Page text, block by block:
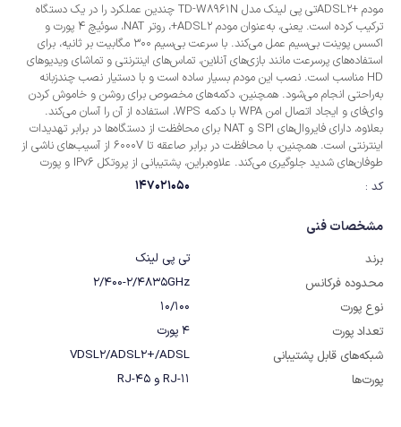
مودم +ADSL2تی پی لینک مدل TD-W8961N چندین عملکرد را در یک دستگاه
ترکیب کرده است. یعنی، به‌عنوان مودم ADSL2+، روتر NAT، سوئیچ 4 پورت و
اکسس پوینت بی‌سیم عمل می‌کند. با سرعت بی‌سیم 300 مگابیت بر ثانیه، برای
استفاده‌های پرسرعت مانند بازی‌های آنلاین، تماس‌های اینترنتی و تماشای ویدیوهای
HD مناسب است. نصب این مودم بسیار ساده است و با دستیار نصب چندزبانه
به‌راحتی انجام می‌شود. همچنین، دکمه‌های مخصوص برای روشن و خاموش کردن
وای‌فای و ایجاد اتصال امن WPA با دکمه WPS، استفاده از آن را آسان می‌کند.
بعلاوه، دارای فایروال‌های SPI و NAT برای محافظت از دستگاه‌ها در برابر تهدیدات
اینترنتی است. همچنین، با محافظت در برابر صاعقه تا 6000V از آسیب‌های ناشی از
طوفان‌های شدید جلوگیری می‌کند. علاوه‌براین، پشتیبانی از پروتکل IPv6 و پورت
VLAN تجربه بهتری از IPTV را فراهم می‌آورد.
کد : 147021050
مشخصات فنی
برند
تی پی لینک
محدوده فرکانس
2/400-2/4835GHz
نوع پورت
10/100
تعداد پورت
4 پورت
شبکه‌های قابل پشتیبانی
VDSL2/ADSL2+/ADSL
پورت‌ها
RJ-11 و RJ-45